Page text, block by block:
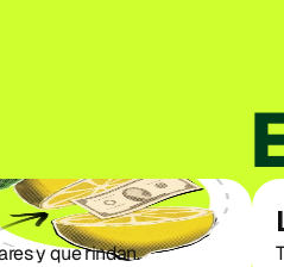
y que rindan.